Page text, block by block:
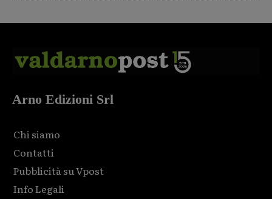
Arno Edizioni Srl
Chi siamo
Contatti
Pubblicità su Vpost
Info Legali